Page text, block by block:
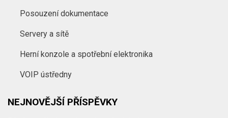
Posouzení dokumentace
Servery a sítě
Herní konzole a spotřební elektronika
VOIP ústředny
NEJNOVĚJŠÍ PŘÍSPĚVKY